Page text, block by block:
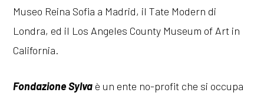
Museo Reina Sofia a Madrid, il Tate Modern di
Londra, ed il Los Angeles County Museum of Art in
California.
Fondazione Sylva è un ente no-profit che si occupa